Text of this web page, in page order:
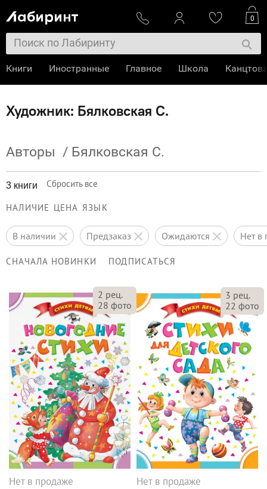
Художник: Бялковская С.
Авторы / Бялковская С.
3 книги Сбросить все
НАЛИЧИЕ ЦЕНА ЯЗЫК
в наличии предзаказ ожидаются нет
СНАЧАЛА НОВИНКИ ПОДПИСАТЬСЯ
2 рец.
28 фото
Нет в продаже
3 рец.
22 фото
Нет в продаже
0
Книги Иностранные Главное Школа